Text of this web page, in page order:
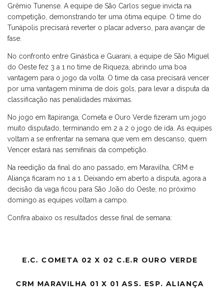
Grêmio Tunense. A equipe de São Carlos segue invicta na
competição, demonstrando ter uma ótima equipe. O time do
Tunápolis precisará reverter o placar adverso, para avançar de
fase.
No confronto entre Ginástica e Guarani, a equipe de São Miguel
do Oeste fez 3 a 1 no time de Riqueza, abrindo uma boa
vantagem para o jogo da volta. O time da casa precisará vencer
por uma vantagem mínima de dois gols, para levar a disputa da
classificação nas penalidades máximas.
No jogo em Itapiranga, Cometa e Ouro Verde fizeram um jogo
muito disputado, terminando em 2 a 2 o jogo de ida. As equipes
voltam a se enfrentar na semana que vem em descanso, quem
Vencer estará nas semifinais da competição.
Na reedição da final do ano passado, em Maravilha, CRM e
Aliança ficaram no 1 a 1. Deixando em aberto a disputa, agora a
decisão da vaga ficou para São João do Oeste, no próximo
domingo as equipes voltam a campo.
Confira abaixo os resultados desse final de semana:
E.C. COMETA 02 X 02 C.E.R OURO VERDE
CRM MARAVILHA 01 X 01 ASS. ESP. ALIANÇA